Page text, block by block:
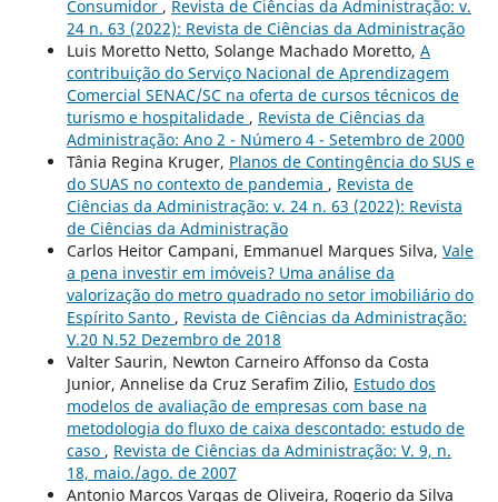
Consumidor , Revista de Ciências da Administração: v.
24 n. 63 (2022): Revista de Ciências da Administração
Luis Moretto Netto, Solange Machado Moretto, A
contribuição do Serviço Nacional de Aprendizagem
Comercial SENAC/SC na oferta de cursos técnicos de
turismo e hospitalidade , Revista de Ciências da
Administração: Ano 2 - Número 4 - Setembro de 2000
Tânia Regina Kruger, Planos de Contingência do SUS e
do SUAS no contexto de pandemia , Revista de
Ciências da Administração: v. 24 n. 63 (2022): Revista
de Ciências da Administração
Carlos Heitor Campani, Emmanuel Marques Silva, Vale
a pena investir em imóveis? Uma análise da
valorização do metro quadrado no setor imobiliário do
Espírito Santo , Revista de Ciências da Administração:
V.20 N.52 Dezembro de 2018
Valter Saurin, Newton Carneiro Affonso da Costa
Junior, Annelise da Cruz Serafim Zilio, Estudo dos
modelos de avaliação de empresas com base na
metodologia do fluxo de caixa descontado: estudo de
caso , Revista de Ciências da Administração: V. 9, n.
18, maio./ago. de 2007
Antonio Marcos Vargas de Oliveira, Rogerio da Silva